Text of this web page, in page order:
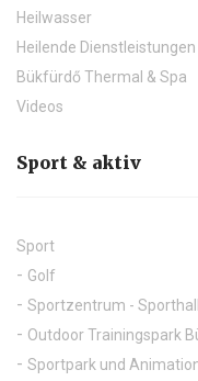
Heilwasser
Heilende Dienstleistungen
Bükfürdő Thermal & Spa
Videos
Sport & aktiv
Sport
Golf
Sportzentrum -
Outdoor Trainingspark
Sportpark und